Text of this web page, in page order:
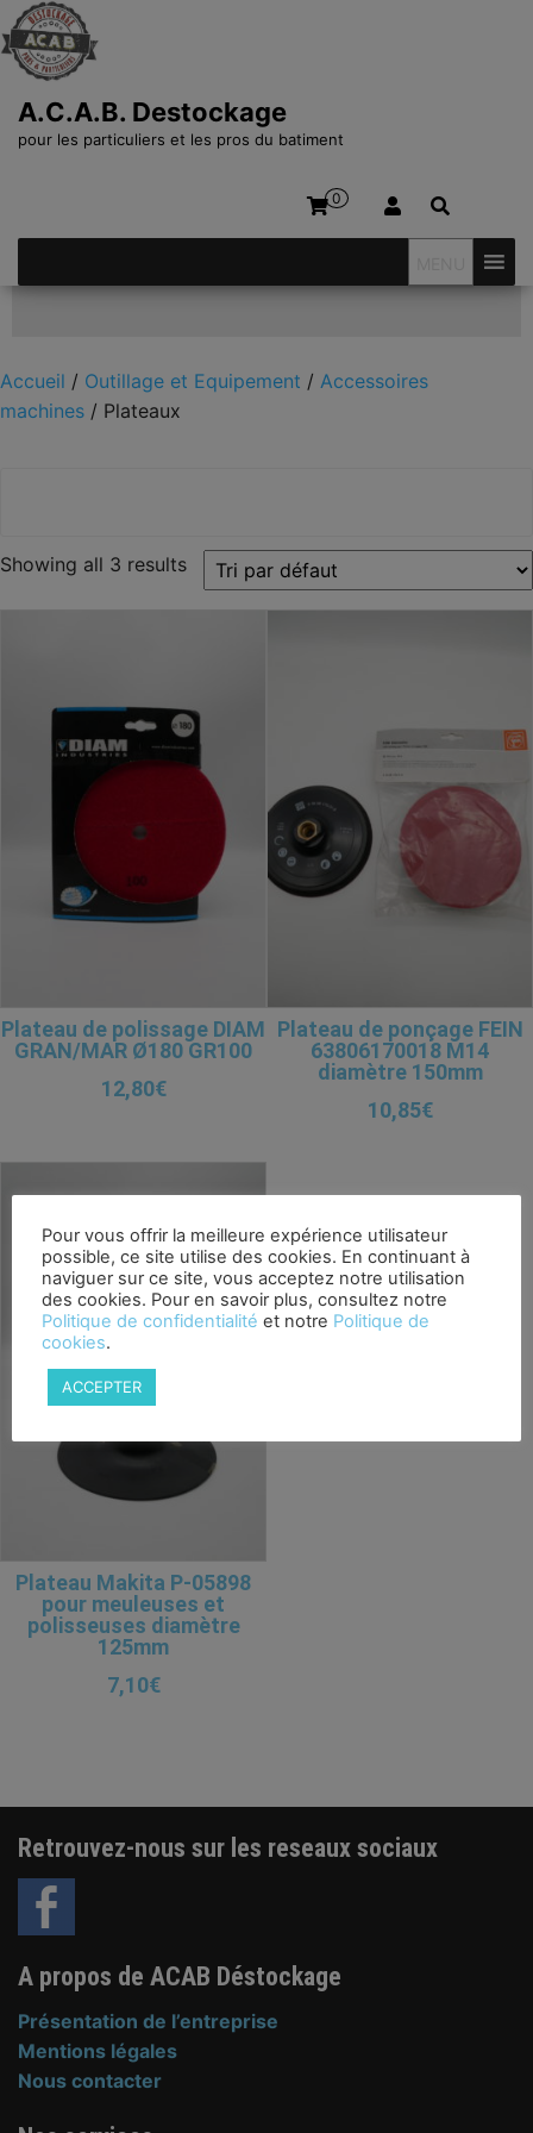
A.C.A.B. Destockage
pour les particuliers et les pros du batiment
0
Accueil / Outillage et Equipement / Accessoires
machines / Plateaux
Showing all 3 results
Plateau de polissage DIAM
GRAN/MAR Ø180 GR100
12,80€
Plateau de ponçage FEIN
63806170018 M14
diamètre 150mm
10,85€
Plateau Makita P-05898
pour meuleuses et
polisseuses diamètre
125mm
7,10€
Retrouvez-nous sur les reseaux sociaux
A propos de ACAB Déstockage
Présentation de l’entreprise
Mentions légales
Nous contacter
Pour vous offrir la meilleure expérience utilisateur
possible, ce site utilise des cookies. En continuant à
naviguer sur ce site, vous acceptez notre utilisation
des cookies. Pour en savoir plus, consultez notre
Politique de confidentialité et notre Politique de
cookies.
ACCEPTER